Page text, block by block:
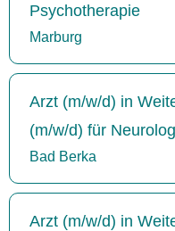
Psychotherapie
Marburg
Arzt (m/w/d) in
(m/w/d) für
Bad Berka
Arzt (m/w/d) in